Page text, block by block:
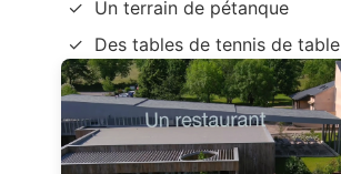
Un terrain de pétanque
Des tables de tennis de table